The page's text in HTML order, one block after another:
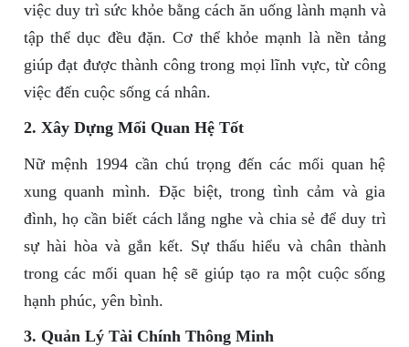
việc duy trì sức khỏe bằng cách ăn uống lành mạnh và
tập thể dục đều đặn. Cơ thể khỏe mạnh là nền tảng
giúp đạt được thành công trong mọi lĩnh vực, từ công
việc đến cuộc sống cá nhân.
2. Xây Dựng Mối Quan Hệ Tốt
Nữ mệnh 1994 cần chú trọng đến các mối quan hệ
xung quanh mình. Đặc biệt, trong tình cảm và gia
đình, họ cần biết cách lắng nghe và chia sẻ để duy trì
sự hài hòa và gắn kết. Sự thấu hiểu và chân thành
trong các mối quan hệ sẽ giúp tạo ra một cuộc sống
hạnh phúc, yên bình.
3. Quản Lý Tài Chính Thông Minh